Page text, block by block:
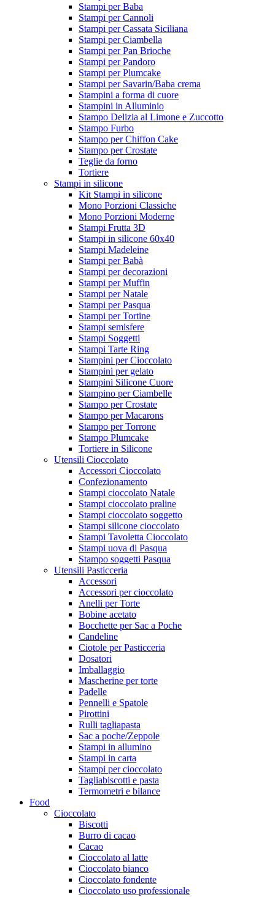
Stampi per Baba
Stampi per Cannoli
Stampi per Cassata Siciliana
Stampi per Ciambella
Stampi per Pan Brioche
Stampi per Pandoro
Stampi per Plumcake
Stampi per Savarin/Baba crema
Stampini a forma di cuore
Stampini in Alluminio
Stampo Delizia al Limone e Zuccotto
Stampo Furbo
Stampo per Chiffon Cake
Stampo per Crostate
Teglie da forno
Tortiere
Stampi in silicone
Kit Stampi in silicone
Mono Porzioni Classiche
Mono Porzioni Moderne
Stampi Frutta 3D
Stampi in silicone 60x40
Stampi Madeleine
Stampi per Babà
Stampi per decorazioni
Stampi per Muffin
Stampi per Natale
Stampi per Pasqua
Stampi per Tortine
Stampi semisfere
Stampi Soggetti
Stampi Tarte Ring
Stampini per Cioccolato
Stampini per gelato
Stampini Silicone Cuore
Stampino per Ciambelle
Stampo per Crostate
Stampo per Macarons
Stampo per Torrone
Stampo Plumcake
Tortiere in Silicone
Utensili Cioccolato
Accessori Cioccolato
Confezionamento
Stampi cioccolato Natale
Stampi cioccolato praline
Stampi cioccolato soggetto
Stampi silicone cioccolato
Stampi Tavoletta Cioccolato
Stampi uova di Pasqua
Stampo soggetti Pasqua
Utensili Pasticceria
Accessori
Accessori per cioccolato
Anelli per Torte
Bobine acetato
Bocchette per Sac a Poche
Candeline
Ciotole per Pasticceria
Dosatori
Imballaggio
Mascherine per torte
Padelle
Pennelli e Spatole
Pirottini
Rulli tagliapasta
Sac a poche/Zeppole
Stampi in allumino
Stampi in carta
Stampi per cioccolato
Tagliabiscotti e pasta
Termometri e bilance
Food
Cioccolato
Biscotti
Burro di cacao
Cacao
Cioccolato al latte
Cioccolato bianco
Cioccolato fondente
Cioccolato uso professionale